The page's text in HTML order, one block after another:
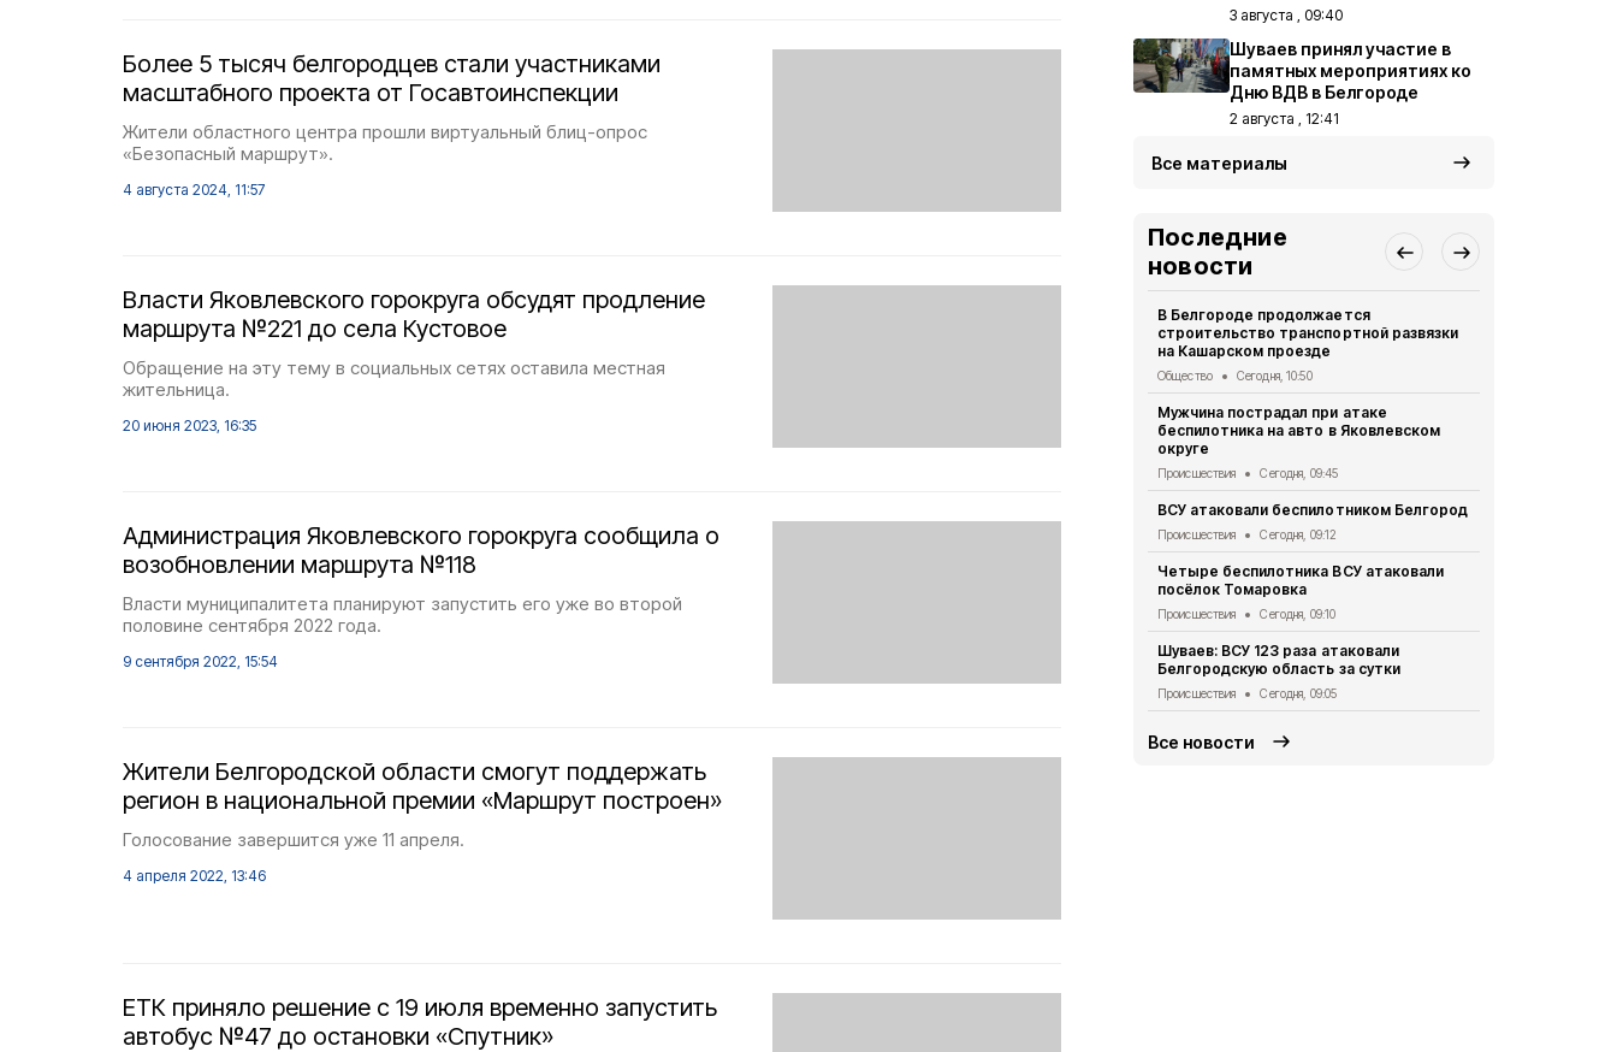
Более 5 тысяч белгородцев стали участниками
масштабного проекта от Госавтоинспекции
Жители областного центра прошли виртуальный блиц-опрос
«Безопасный маршрут».
4 августа 2024, 11:57
Власти Яковлевского горокруга обсудят продление
маршрута №221 до села Кустовое
Обращение на эту тему в социальных сетях оставила местная
жительница.
20 июня 2023, 16:35
Администрация Яковлевского горокруга сообщила о
возобновлении маршрута №118
Власти муниципалитета планируют запустить его уже во второй
половине сентября 2022 года.
9 сентября 2022, 15:54
Жители Белгородской области смогут поддержать
регион в национальной премии «Маршрут построен»
Голосование завершится уже 11 апреля.
4 апреля 2022, 13:46
ЕТК приняло решение с 19 июля временно запустить
автобус №47 до остановки «Спутник»
3 августа , 09:40
Шуваев принял участие в
памятных мероприятиях ко
Дню ВДВ в Белгороде
2 августа , 12:41
Все материалы
Последние
новости
В Белгороде продолжается
строительство транспортной развязки
на Кашарском проезде
Общество Сегодня, 10:50
Мужчина пострадал при атаке
беспилотника на авто в Яковлевском
округе
Происшествия Сегодня, 09:45
ВСУ атаковали беспилотником Белгород
Происшествия Сегодня, 09:12
Четыре беспилотника ВСУ атаковали
посёлок Томаровка
Происшествия Сегодня, 09:10
Шуваев: ВСУ 123 раза атаковали
Белгородскую область за сутки
Происшествия Сегодня, 09:05
Все новости